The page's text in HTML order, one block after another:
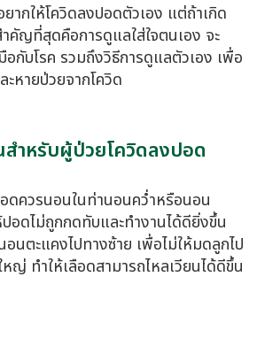
ากให้โควิดลงปอดตัวเอง แต่ถ้าเกิด
คัญที่สุดคือการดูแลใส่ใจตนเอง จะ
อกับโรค รวมถึงวิธีการดูแลตัวเอง เพื่อ
หายป่วยจากโควิด
ำหรับผู้ป่วยโควิดลงปอด
ดควรนอนในท่านอนคว่ำหรือนอน
อดไม่ถูกกดทับและทำงานได้ดียิ่งขึ้น
นตะแคงไปทางซ้าย เพื่อไม่ให้มดลูกไป
ญ่ ทำให้เลือดสามารถไหลเวียนได้ดีขึ้น